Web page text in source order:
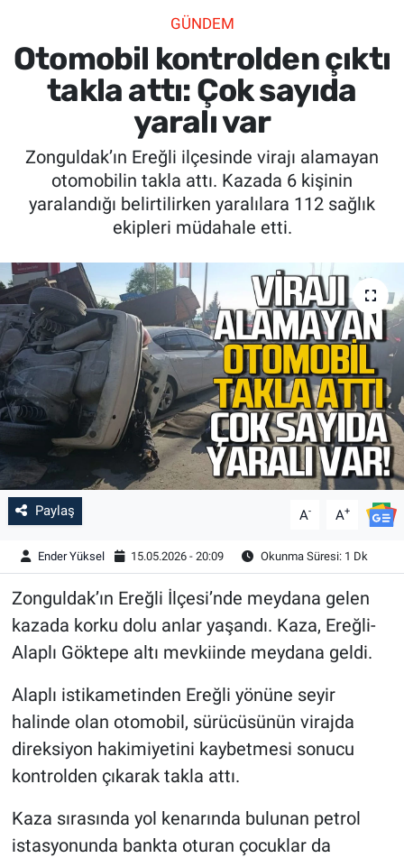
GÜNDEM
Otomobil kontrolden çıktı
takla attı: Çok sayıda
yaralı var
Zonguldak’ın Ereğli ilçesinde virajı alamayan
otomobilin takla attı. Kazada 6 kişinin
yaralandığı belirtilirken yaralılara 112 sağlık
ekipleri müdahale etti.
Paylaş A- A+
Ender Yüksel 15.05.2026 - 20:09 Okunma Süresi: 1 Dk
Zonguldak’ın Ereğli İlçesi’nde meydana gelen
kazada korku dolu anlar yaşandı. Kaza, Ereğli-
Alaplı Göktepe altı mevkiinde meydana geldi.
Alaplı istikametinden Ereğli yönüne seyir
halinde olan otomobil, sürücüsünün virajda
direksiyon hakimiyetini kaybetmesi sonucu
kontrolden çıkarak takla attı.
Kaza sırasında yol kenarında bulunan petrol
istasyonunda bankta oturan çocuklar da
SPOR